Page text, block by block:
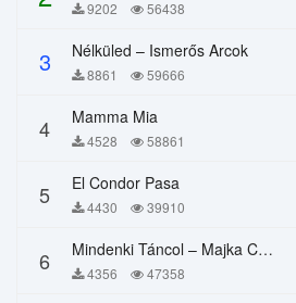
9202 56438
3 Nélküled – Ismerős Arcok
8861 59666
4 Mamma Mia
4528 58861
5 El Condor Pasa
4430 39910
6 Mindenki Táncol – Majka Curtis, Péter Majoros
4356 47358